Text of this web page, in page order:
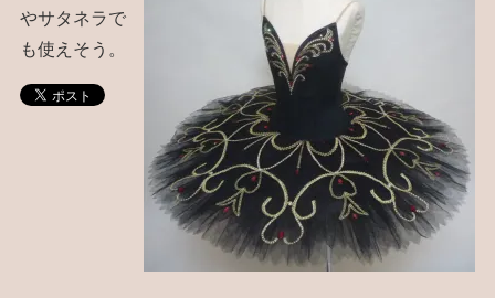
やサタネラで
も使えそう。